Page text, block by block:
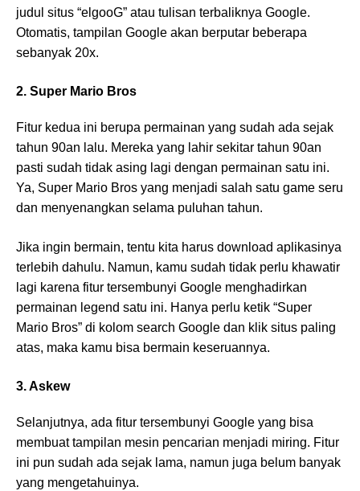
judul situs “elgooG” atau tulisan terbaliknya Google.
Otomatis, tampilan Google akan berputar beberapa
sebanyak 20x.
2. Super Mario Bros
Fitur kedua ini berupa permainan yang sudah ada sejak
tahun 90an lalu. Mereka yang lahir sekitar tahun 90an
pasti sudah tidak asing lagi dengan permainan satu ini.
Ya, Super Mario Bros yang menjadi salah satu game seru
dan menyenangkan selama puluhan tahun.
Jika ingin bermain, tentu kita harus download aplikasinya
terlebih dahulu. Namun, kamu sudah tidak perlu khawatir
lagi karena fitur tersembunyi Google menghadirkan
permainan legend satu ini. Hanya perlu ketik “Super
Mario Bros” di kolom search Google dan klik situs paling
atas, maka kamu bisa bermain keseruannya.
3. Askew
Selanjutnya, ada fitur tersembunyi Google yang bisa
membuat tampilan mesin pencarian menjadi miring. Fitur
ini pun sudah ada sejak lama, namun juga belum banyak
yang mengetahuinya.